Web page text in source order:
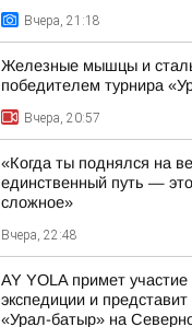
Вчера, 21:18
Железные мышцы и
победителем турнира
Вчера, 20:57
«Когда ты поднялся на
единственный путь —
сложное»
Вчера, 22:48
AY YOLA примет участие
экспедиции и
«Урал-батыр» на